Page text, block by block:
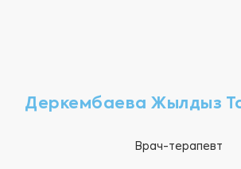
Деркембаева Жылдыз
Врач-терапевт